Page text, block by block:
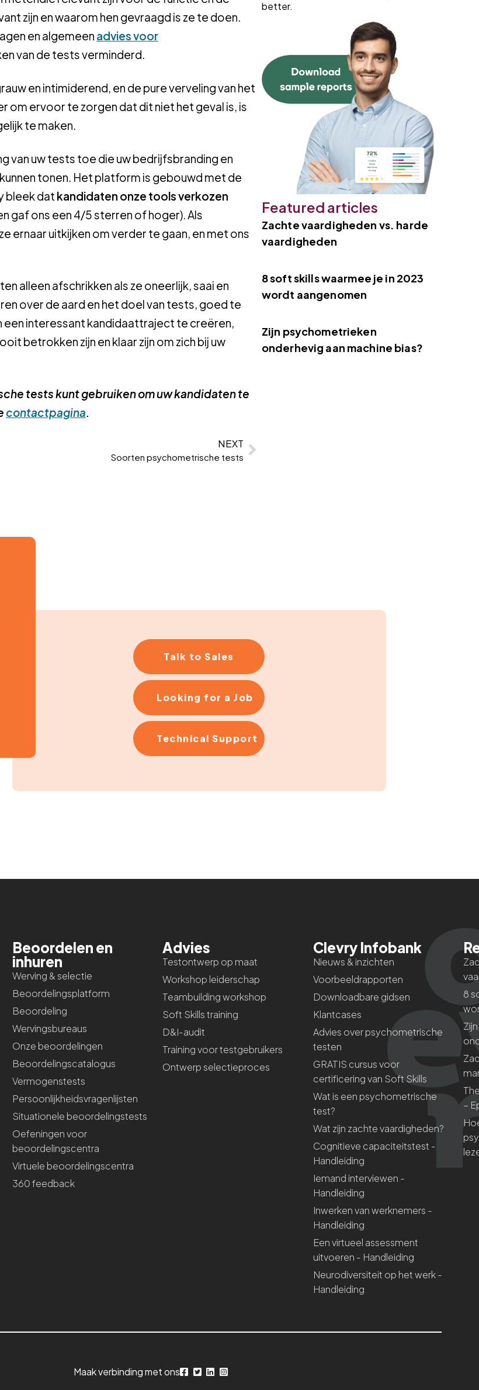
zijn enwaarom hen gevraagd is ze te doen.
en algemeen advies voor
van de tests verminderd.
en intimiderend, en de pure verveling van het
om ervoor te zorgen dat dit niet het geval is, is
te maken.
van uw tests toe die uw bedrijfsbranding en
tonen. Het platform is gebouwd met de
bleek dat kandidaten onze tools verkozen
gaf ons een 4/5 sterren of hoger). Als
ernaar uitkijken om verder te gaan, en met ons
alleen afschrikken als ze oneerlijk, saai en
over de aard en het doel van tests, goed te
een interessant kandidaattraject te creëren,
betrokken zijn en klaar zijn om zich bij uw
tests kunt gebruiken om uw kandidaten te
contactpagina.
NEXT
Soorten psychometrische tests
better.
Featured articles
Zachte vaardigheden vs. harde
vaardigheden
8 soft skills waarmee je in 2023
wordt aangenomen
Zijn psychometrieken
onderhevig aan machine bias?
Talk to Sales
Looking for a Job
Technical Support
Beoordelen en
inhuren
Werving & selectie
Beoordelingsplatform
Beoordeling
Wervingsbureaus
Onze beoordelingen
Beoordelingscatalogus
Vermogenstests
Persoonlijkheidsvragenlijsten
Situationele beoordelingstests
Oefeningen voor
beoordelingscentra
Virtuele beoordelingscentra
360 feedback
Advies
Testontwerp op maat
Workshop leiderschap
Teambuilding workshop
Soft Skills training
D&I-audit
Training voor testgebruikers
Ontwerp selectieproces
Clevry Infobank
Nieuws & inzichten
Voorbeeldrapporten
Downloadbare gidsen
Klantcases
Advies over psychometrische
testen
GRATIS cursus voor
certificering van Soft Skills
Wat is een psychometrische
test?
Wat zijn zachte vaardigheden?
Cognitieve capaciteitstest -
Handleiding
Iemand interviewen -
Handleiding
Inwerken van werknemers -
Handleiding
Een virtueel assessment
uitvoeren - Handleiding
Neurodiversiteit op het werk -
Handleiding
8
–
Maak verbinding met ons